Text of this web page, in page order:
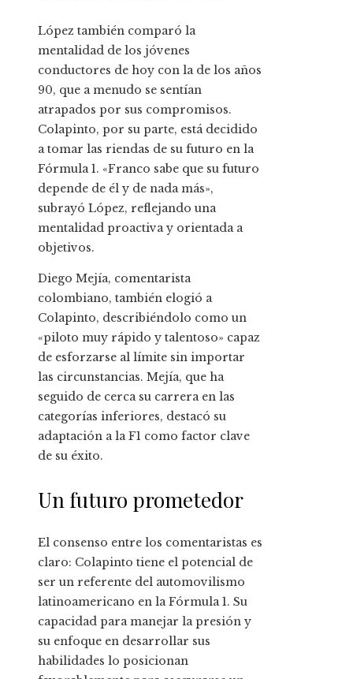
López también comparó la
mentalidad de los jóvenes
conductores de hoy con la de los años
90, que a menudo se sentían
atrapados por sus compromisos.
Colapinto, por su parte, está decidido
a tomar las riendas de su futuro en la
Fórmula 1. «Franco sabe que su futuro
depende de él y de nada más»,
subrayó López, reflejando una
mentalidad proactiva y orientada a
objetivos.
Diego Mejía, comentarista
colombiano, también elogió a
Colapinto, describiéndolo como un
«piloto muy rápido y talentoso» capaz
de esforzarse al límite sin importar
las circunstancias. Mejía, que ha
seguido de cerca su carrera en las
categorías inferiores, destacó su
adaptación a la F1 como factor clave
de su éxito.
Un futuro prometedor
El consenso entre los comentaristas es
claro: Colapinto tiene el potencial de
ser un referente del automovilismo
latinoamericano en la Fórmula 1. Su
capacidad para manejar la presión y
su enfoque en desarrollar sus
habilidades lo posicionan